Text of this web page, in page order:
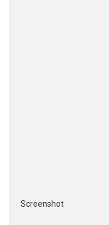
Screenshot